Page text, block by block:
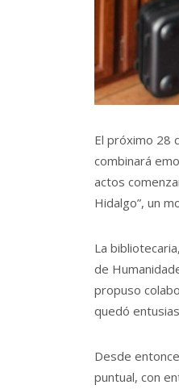
El próximo 28
combinará
actos
Hidalgo”, un
La
de
propuso
quedó
Desde
puntual, con